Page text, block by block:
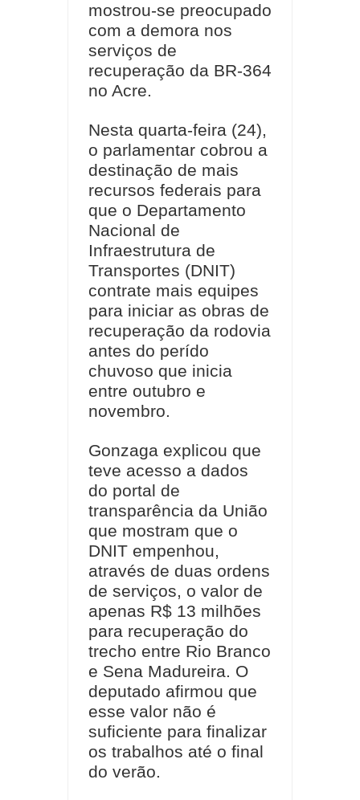
mostrou-se preocupado
com a demora nos
serviços de
recuperação da BR-364
no Acre.
Nesta quarta-feira (24),
o parlamentar cobrou a
destinação de mais
recursos federais para
que o Departamento
Nacional de
Infraestrutura de
Transportes (DNIT)
contrate mais equipes
para iniciar as obras de
recuperação da rodovia
antes do perído
chuvoso que inicia
entre outubro e
novembro.
Gonzaga explicou que
teve acesso a dados
do portal de
transparência da União
que mostram que o
DNIT empenhou,
através de duas ordens
de serviços, o valor de
apenas R$ 13 milhões
para recuperação do
trecho entre Rio Branco
e Sena Madureira. O
deputado afirmou que
esse valor não é
suficiente para finalizar
os trabalhos até o final
do verão.